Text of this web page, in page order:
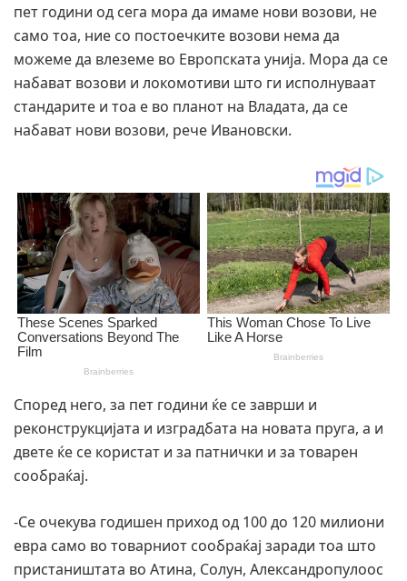
пет години од сега мора да имаме нови возови, не
само тоа, ние со постоечките возови нема да
можеме да влеземе во Европската унија. Мора да се
набават возови и локомотиви што ги исполнуваат
стандарите и тоа е во планот на Владата, да се
набават нови возови, рече Ивановски.
Според него, за пет години ќе се заврши и
реконструкцијата и изградбата на новата пруга, а и
двете ќе се користат и за патнички и за товарен
сообраќај.
-Се очекува годишен приход од 100 до 120 милиони
евра само во товарниот сообраќај заради тоа што
пристаништата во Атина, Солун, Александропулоос